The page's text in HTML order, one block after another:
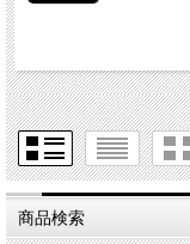
商品検索